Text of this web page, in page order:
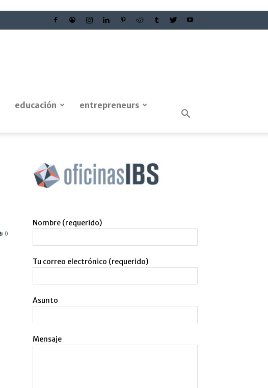
educación
entrepreneurs
0
Nombre (requerido)
Tu correo electrónico (requerido)
Asunto
Mensaje